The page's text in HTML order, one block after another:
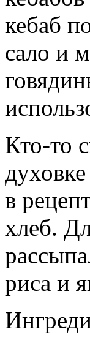
кебаб
сало и
Кто-то
в
хлеб.
риса и